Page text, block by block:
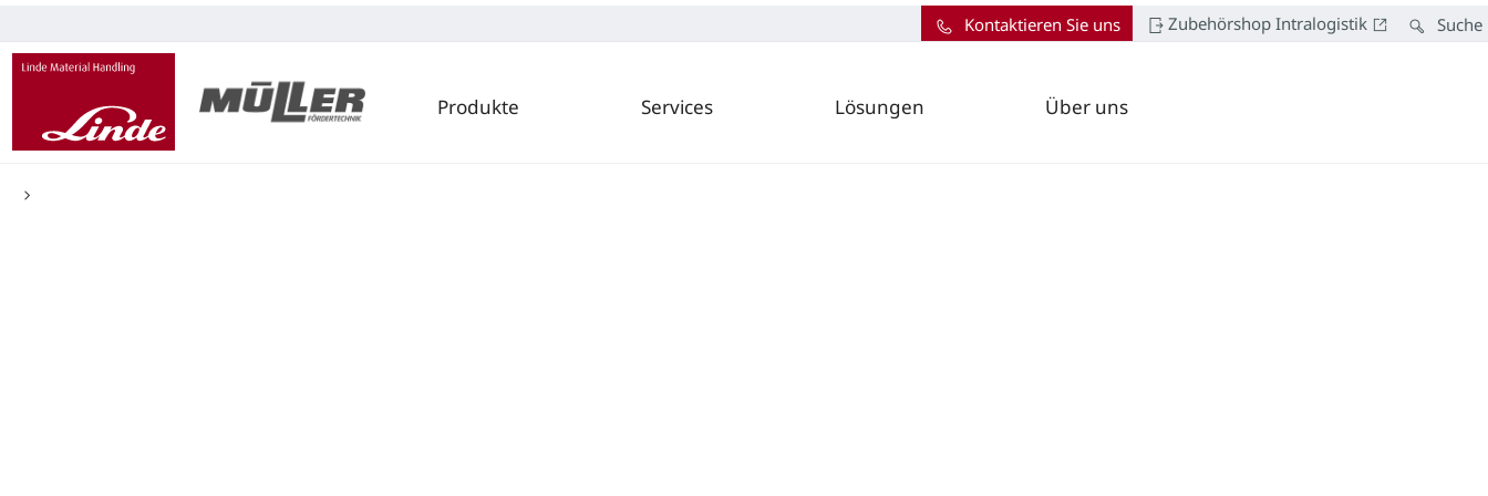
Produkte Services Lösungen Über uns
Suche
Zubehörshop Intralogistik
Kontaktieren Sie uns